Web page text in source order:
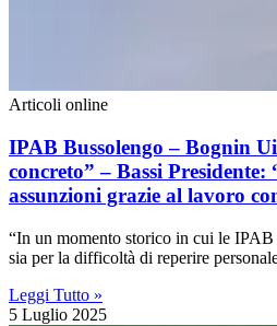
Articoli online
IPAB Bussolengo – Bognin
concreto” – Bassi Presidente:
assunzioni grazie al lavoro
“In un momento storico in cui le IPAB
sia per la difficoltà di reperire
Leggi Tutto »
5 Luglio 2025